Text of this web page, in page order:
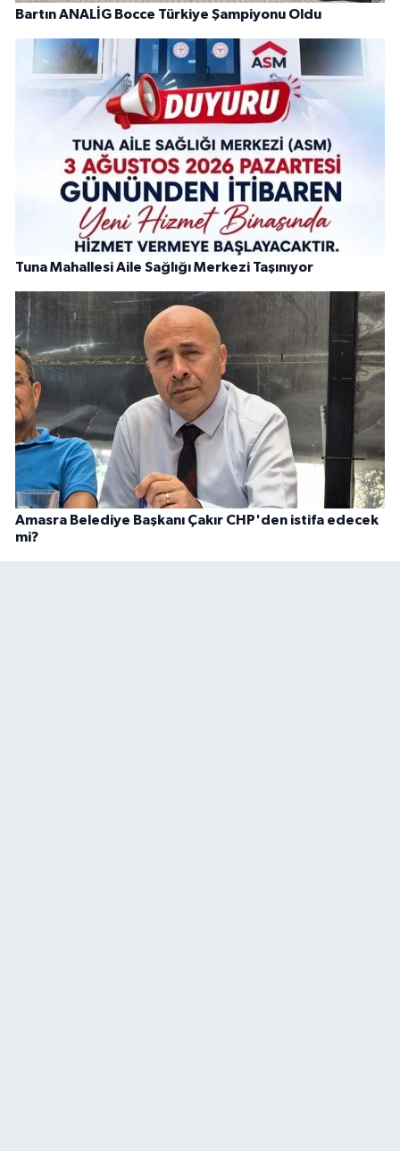
Bartın ANALİG Bocce Türkiye Şampiyonu Oldu
Tuna Mahallesi Aile Sağlığı Merkezi Taşınıyor
Amasra Belediye Başkanı Çakır CHP'den istifa edecek
mi?